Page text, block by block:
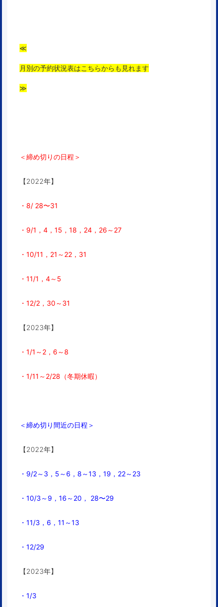
≪
月別の予約状況表はこちらからも見れます
≫
＜締め切りの日程＞
【2022年】
・8/ 28〜31
・9/1，4，15，18，24，26～27
・10/11，21～22，31
・11/1，4～5
・12/2，30～31
【2023年】
・1/1～2，6～8
・1/11～2/28（冬期休暇）
＜締め切り間近の日程＞
【2022年】
・9/2～3，5～6，8～13，19，22～23
・10/3～9，16～20， 28〜29
・11/3，6，11～13
・12/29
【2023年】
・1/3